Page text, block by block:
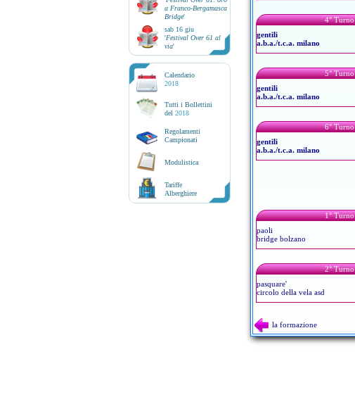
a Franco-Bergamasca
Bridge'
sab 16 giu
'Festival Over 61 al
via'
Calendario
2018
Tutti i Bollettini
del 2018
Regolamenti
Campionati
Modulistica
Tariffe
Alberghiere
4° Turno
gentili
a.b.a./t.c.a. milano
5° Turno
gentili
a.b.a./t.c.a. milano
6° Turno
gentili
a.b.a./t.c.a. milano
1° Turno
paoli
bridge bolzano
2° Turno
pasquare'
circolo della vela asd
la formazione